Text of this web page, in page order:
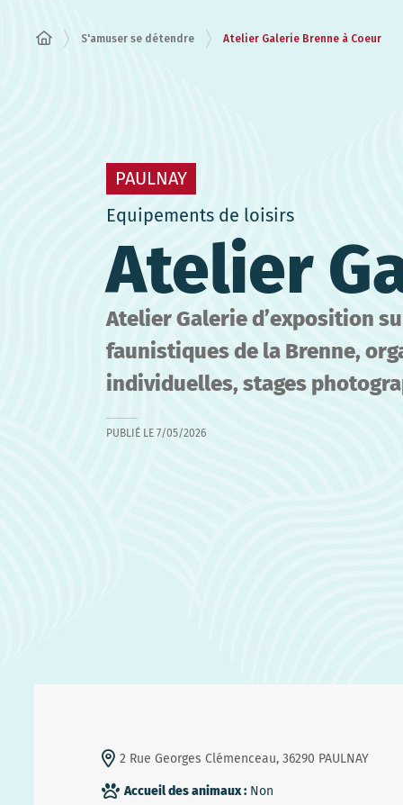
S'amuser se détendre Atelier Galerie Brenne à Coeur
PAULNAY
Equipements de loisirs
Atelier
Atelier Galerie d’exposition
faunistiques de la Brenne,
individuelles, stages
PUBLIÉ LE 7/05/2026
2 Rue Georges Clémenceau, 36290 PAULNAY
Accueil des animaux : Non